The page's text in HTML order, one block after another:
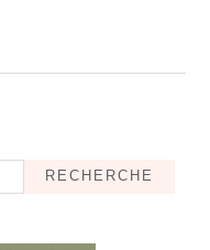
RECHERCHE